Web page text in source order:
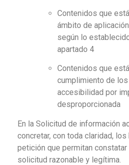
Contenidos que
ámbito de
según lo
apartado 4
Contenidos que
cumplimiento de
accesibilidad por
desproporcionada
En la Solicitud de información
concretar, con toda claridad,
petición que permitan
solicitud razonable y legítima.